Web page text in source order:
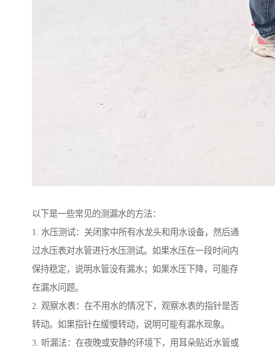
以下是一些常见的测漏水的方法：
1. 水压测试：关闭家中所有水龙头和用水设备，然后通
过水压表对水管进行水压测试。如果水压在一段时间内
保持稳定，说明水管没有漏水；如果水压下降，可能存
在漏水问题。
2. 观察水表：在不用水的情况下，观察水表的指针是否
转动。如果指针在缓慢转动，说明可能有漏水现象。
3. 听漏法：在夜晚或安静的环境下，用耳朵贴近水管或